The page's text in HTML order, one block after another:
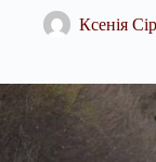
Ксенія